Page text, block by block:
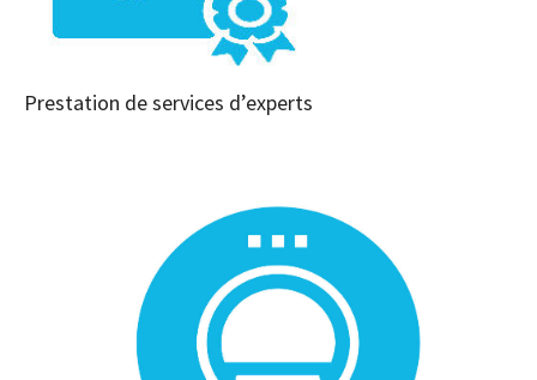
Prestation de services d’experts